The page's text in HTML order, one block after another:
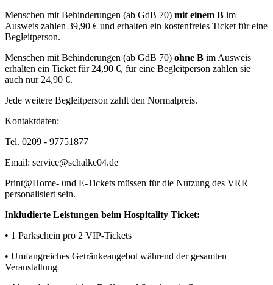
Menschen mit Behinderungen (ab GdB 70) mit einem B im
Ausweis zahlen 39,90 € und erhalten ein kostenfreies Ticket für eine
Begleitperson.
Menschen mit Behinderungen (ab GdB 70) ohne B im Ausweis
erhalten ein Ticket für 24,90 €, für eine Begleitperson zahlen sie
auch nur 24,90 €.
Jede weitere Begleitperson zahlt den Normalpreis.
Kontaktdaten:
Tel. 0209 - 97751877
Email: service@schalke04.de
Print@Home- und E-Tickets müssen für die Nutzung des VRR
personalisiert sein.
Inkludierte Leistungen beim Hospitality Ticket:
• 1 Parkschein pro 2 VIP-Tickets
• Umfangreiches Getränkeangebot während der gesamten
Veranstaltung